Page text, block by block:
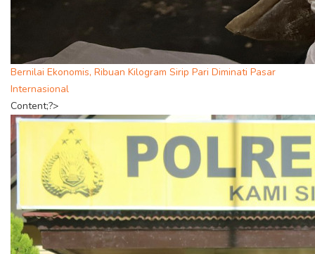
Bernilai Ekonomis, Ribuan Kilogram Sirip Pari Diminati Pasar
Internasional
Content;?>